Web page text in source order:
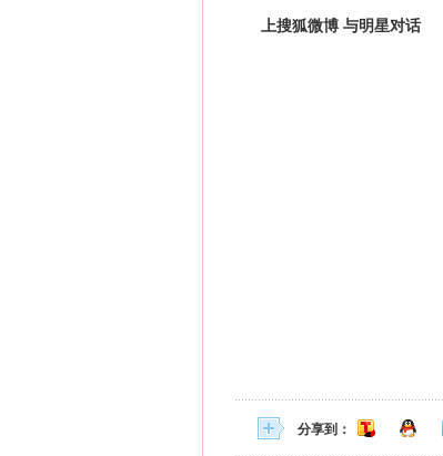
上搜狐微博 与明星对话
分享到：